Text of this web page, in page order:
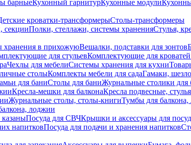
барныеКухонный гарнитурКухонные модули
кроватки-трансформерыСтолы-трансформеры
секцииПолки, стеллажи, системы храненияСтулья,
хранения в прихожуюВешалки, подставки для зонтов
для стульевКомплектующие для
Чехлы для мебелиСистемы хранения для кухни
столыКомплекты мебели для садаГамаки,
для баниСтолы для баниЖурнальные столики для
Кресла-мешки для балконаКресла подвесные,
Журнальные столы, столы-книгиТумбы для
лоджии
Посуда для СВЧКрышки и аксессуары для
напитковПосуда для подачи и хранения напитков